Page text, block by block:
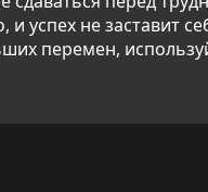
и успех не заставит
перемен,